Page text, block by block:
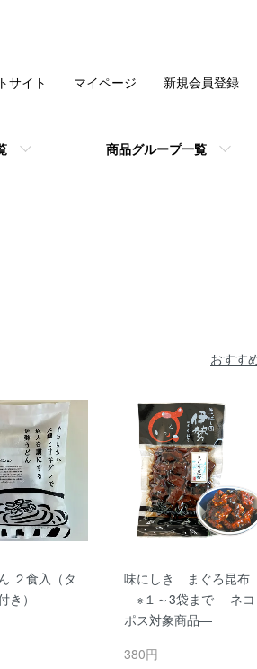
商品グループ一覧
サイト マイページ 新規会員登録
おすす
２食入（タ
き）
味にしき まぐろ昆布
※１～3袋まで ―ネコ
ポス対象商品―
380円